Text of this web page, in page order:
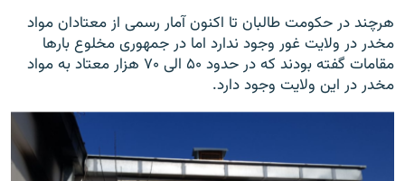
هرچند در حکومت طالبان تا اکنون آمار رسمی از معتادان مواد
مخدر در ولایت غور وجود ندارد اما در جمهوری مخلوع بارها
مقامات گفته بودند که در حدود ۵۰ الی ۷۰ هزار معتاد به مواد
مخدر در این ولایت وجود دارد.